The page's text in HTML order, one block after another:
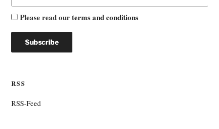
Please read ourterms and conditions
RSS
RSS-Feed